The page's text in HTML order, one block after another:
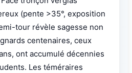
(pente >35°, exposition
tour révèle sagesse non
centenaires, ceux
ont accumulé décennies
Les téméraires